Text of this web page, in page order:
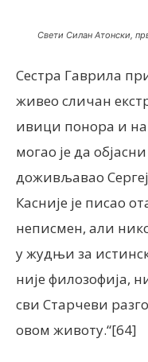
Свети Силан Атонски,
Сестра Гаврила
живео сличан
ивици понора и на
могао је да
доживљавао
Касније је писао
неписмен, али
у жудњи за
није филозофија,
сви Старчеви
овом животу.“[64]